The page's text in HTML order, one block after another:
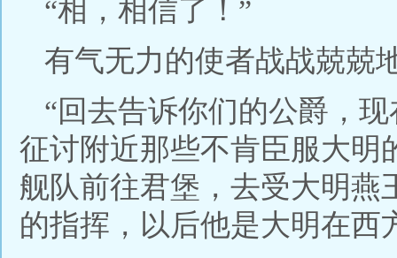
“相，相信了！”
有气无力的使者战战兢兢
“回去告诉你们的公爵，
征讨附近那些不肯臣服大明
舰队前往君堡，去受大明燕
的指挥，以后他是大明在西